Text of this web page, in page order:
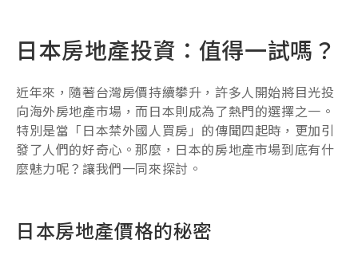
日本房地產投資：值得一試嗎？
近年來，隨著台灣房價持續攀升，許多人開始將目光投
向海外房地產市場，而日本則成為了熱門的選擇之一。
特別是當「日本禁外國人買房」的傳聞四起時，更加引
發了人們的好奇心。那麼，日本的房地產市場到底有什
麼魅力呢？讓我們一同來探討。
日本房地產價格的秘密